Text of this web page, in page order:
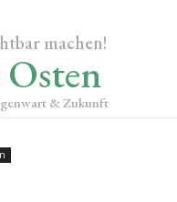
machen!
& Zukunft